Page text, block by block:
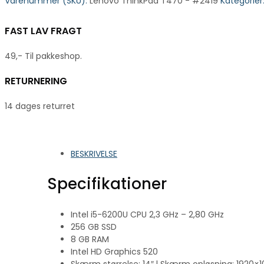
FAST LAV FRAGT
49,- Til pakkeshop.
RETURNERING
14 dages returret
BESKRIVELSE
Specifikationer
Intel i5-6200U CPU 2,3 GHz – 2,80 GHz
256 GB SSD
8 GB RAM
Intel HD Graphics 520